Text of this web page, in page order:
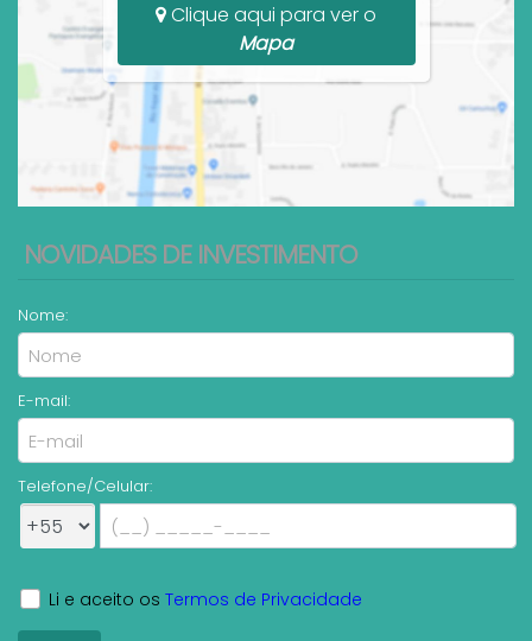
Clique aqui para ver o
Mapa
NOVIDADES DE INVESTIMENTO
Nome:
E-mail:
Telefone/Celular:
Li e aceito os Termos de Privacidade